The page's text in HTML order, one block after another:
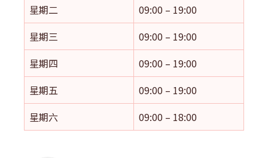
星期二
09:00 – 19:00
星期三
09:00 – 19:00
星期四
09:00 – 19:00
星期五
09:00 – 19:00
星期六
09:00 – 18:00